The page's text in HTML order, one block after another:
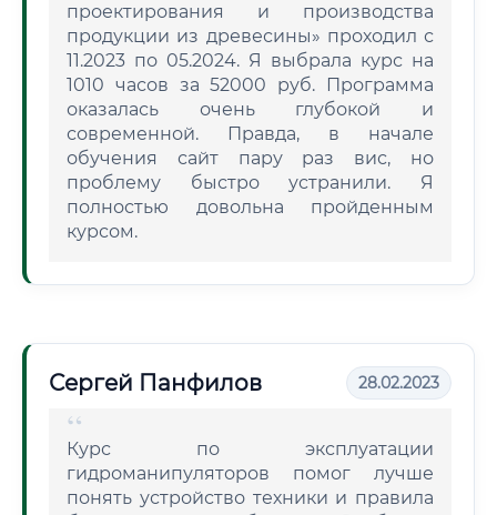
проектирования и производства
продукции из древесины» проходил с
11.2023 по 05.2024. Я выбрала курс на
1010 часов за 52000 руб. Программа
оказалась очень глубокой и
современной. Правда, в начале
обучения сайт пару раз вис, но
проблему быстро устранили. Я
полностью довольна пройденным
курсом.
Сергей Панфилов 28.02.2023
Курс по эксплуатации
гидроманипуляторов помог лучше
понять устройство техники и правила